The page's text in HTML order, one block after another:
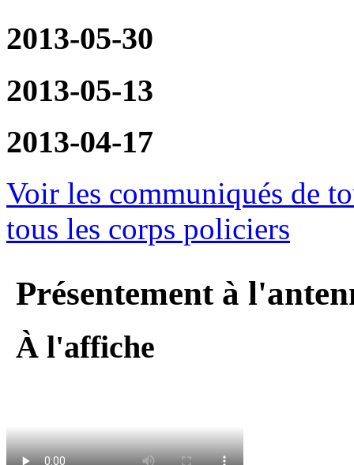
2013-05-30
2013-05-13
2013-04-17
Voir les communiqués de
tous les corps policiers
Présentement à
À l'affiche